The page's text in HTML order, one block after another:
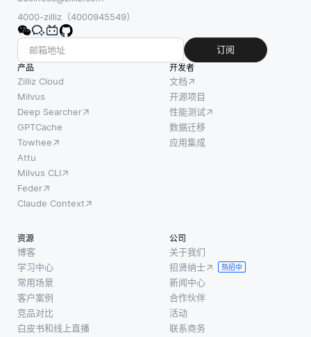
4000-zilliz（4000945549）
订阅
产品
Zilliz Cloud
Milvus
Deep Searcher
GPTCache
Towhee
Attu
Milvus CLI
Feder
Claude Context
开发者
文档
开源项目
性能测试
数据迁移
应用集成
资源
博客
学习中心
常用场景
客户案例
竞品对比
白皮书和线上直播
公司
关于我们
招贤纳士
热招中
新闻中心
合作伙伴
活动
联系商务